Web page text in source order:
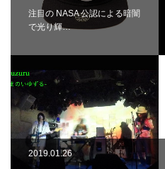
注目の NASA 公認による暗闇
で光り輝…
2019.01.26